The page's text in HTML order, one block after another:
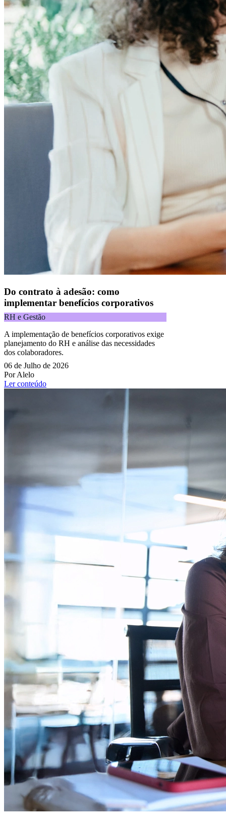
Do contrato à adesão: como
implementar benefícios corporativos
RH e Gestão
A implementação de benefícios corporativos exige
planejamento do RH e análise das necessidades
dos colaboradores.
06 de Julho de 2026
Por Alelo
Ler conteúdo